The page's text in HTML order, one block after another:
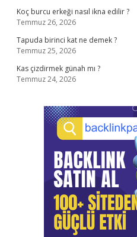
Koç burcu erkeği nasıl ikna edilir ?
Temmuz 26, 2026
Tapuda birinci kat ne demek ?
Temmuz 25, 2026
Kas çizdirmek günah mı ?
Temmuz 24, 2026